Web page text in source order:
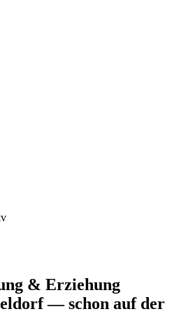
& Erziehung
— schon auf der